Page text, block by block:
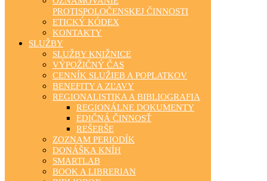
PROTISPOLOČENSKEJ ČINNOSTI
ETICKÝ KÓDEX
KONTAKTY
SLUŽBY
SLUŽBY KNIŽNICE
VÝPOŽIČNÝ ČAS
CENNÍK SLUŽIEB A POPLATKOV
BENEFITY A ZĽAVY
REGIONALISTIKA A BIBLIOGRAFIA
REGIONÁLNE DOKUMENTY
EDIČNÁ ČINNOSŤ
REŠERŠE
ZOZNAM PERIODÍK
DONÁŠKA KNÍH
SMARTLAB
BOOK A LIBRERIAN